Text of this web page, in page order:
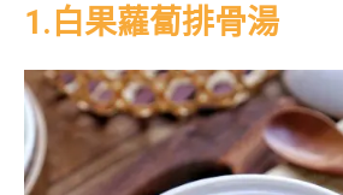
1.白果蘿蔔排骨湯